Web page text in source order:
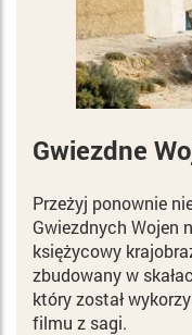
Gwiezdne
Przeżyj ponownie
Gwiezdnych Wojen
księżycowy
zbudowany w
który został
filmu z sagi.